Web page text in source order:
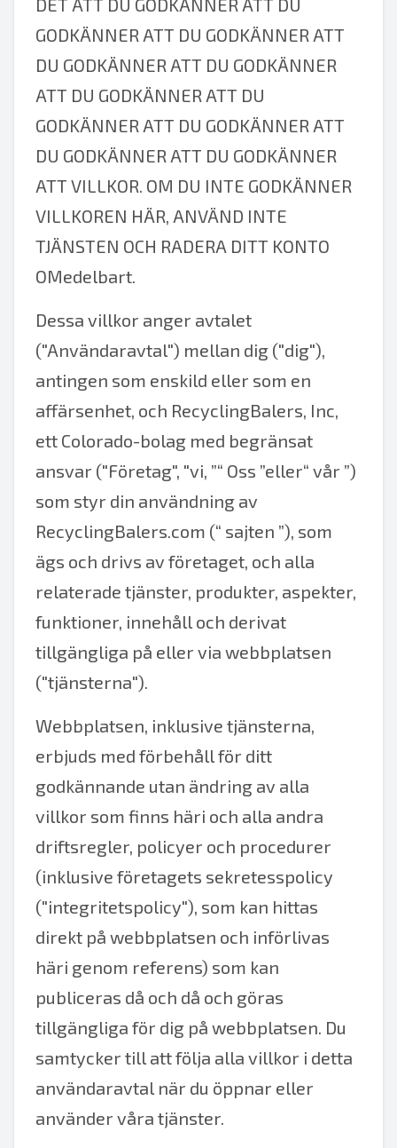
DET ATT DU GODKÄNNER ATT DU
GODKÄNNER ATT DU GODKÄNNER ATT
DU GODKÄNNER ATT DU GODKÄNNER
ATT DU GODKÄNNER ATT DU
GODKÄNNER ATT DU GODKÄNNER ATT
DU GODKÄNNER ATT DU GODKÄNNER
ATT VILLKOR. OM DU INTE GODKÄNNER
VILLKOREN HÄR, ANVÄND INTE
TJÄNSTEN OCH RADERA DITT KONTO
OMedelbart.
Dessa villkor anger avtalet
("Användaravtal") mellan dig ("dig"),
antingen som enskild eller som en
affärsenhet, och RecyclingBalers, Inc,
ett Colorado-bolag med begränsat
ansvar ("Företag", "vi, ”“ Oss ”eller“ vår ”)
som styr din användning av
RecyclingBalers.com (“ sajten ”), som
ägs och drivs av företaget, och alla
relaterade tjänster, produkter, aspekter,
funktioner, innehåll och derivat
tillgängliga på eller via webbplatsen
("tjänsterna").
Webbplatsen, inklusive tjänsterna,
erbjuds med förbehåll för ditt
godkännande utan ändring av alla
villkor som finns häri och alla andra
driftsregler, policyer och procedurer
(inklusive företagets sekretesspolicy
("integritetspolicy"), som kan hittas
direkt på webbplatsen och införlivas
häri genom referens) som kan
publiceras då och då och göras
tillgängliga för dig på webbplatsen. Du
samtycker till att följa alla villkor i detta
användaravtal när du öppnar eller
använder våra tjänster.